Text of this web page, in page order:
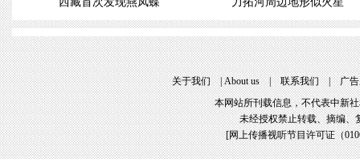
关于我们|About us|联系我们|广
本网站所刊载信息，不代表中新
未经授权禁止转载、摘编、
[网上传播视听节目许可证（